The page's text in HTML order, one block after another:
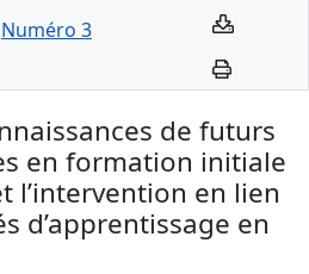
Numéro 3
de futurs
en formation initiale
l’intervention en lien
d’apprentissage en